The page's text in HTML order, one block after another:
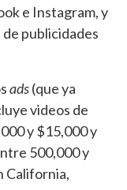
e Instagram, y
publicidades
ads(que ya
videos de
y $15,000 y
500,000 y
California,